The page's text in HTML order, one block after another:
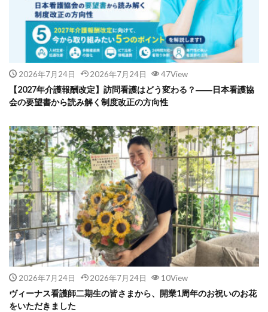
2026年7月24日 2026年7月24日 47View
【2027年介護報酬改定】訪問看護はどう変わる？――日本看護協
会の要望書から読み解く制度改正の方向性
2026年7月24日 2026年7月24日 10View
ヴィーナス看護師二期生の皆さまから、開業1周年のお祝いのお花
をいただきました